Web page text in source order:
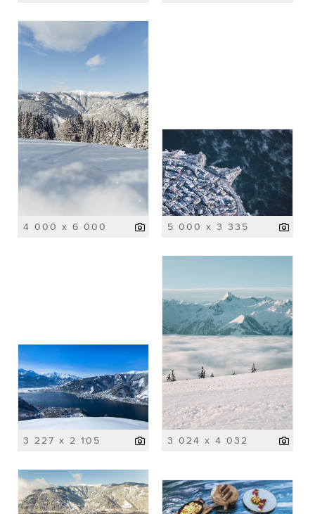
4 000 x 6 000 5 000 x 3 335
3 227 x 2 105 3 024 x 4 032